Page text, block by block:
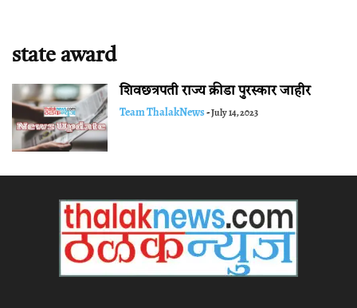
state award
शिवछत्रपती राज्य क्रीडा पुरस्कार जाहीर
Team ThalakNews-July 14, 2023